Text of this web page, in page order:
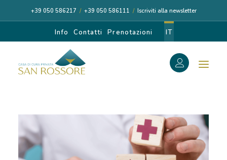
+39 050 586217 / +39 050 586111 / Iscriviti alla newsletter
Info Contatti Prenotazioni IT